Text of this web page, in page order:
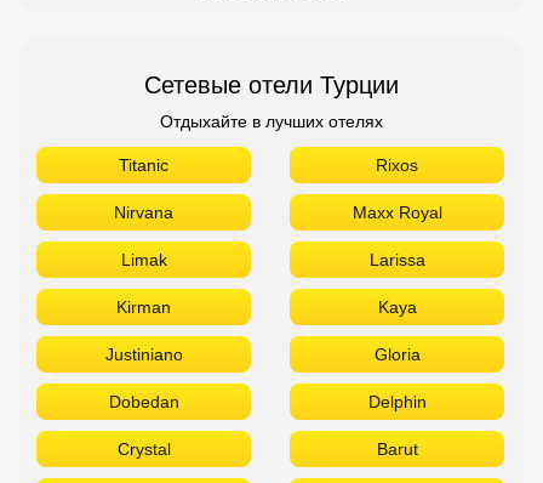
Сетевые отели Турции
Отдыхайте в лучших отелях
Titanic Rixos
Nirvana Maxx Royal
Limak Larissa
Kirman Kaya
Justiniano Gloria
Dobedan Delphin
Crystal Barut